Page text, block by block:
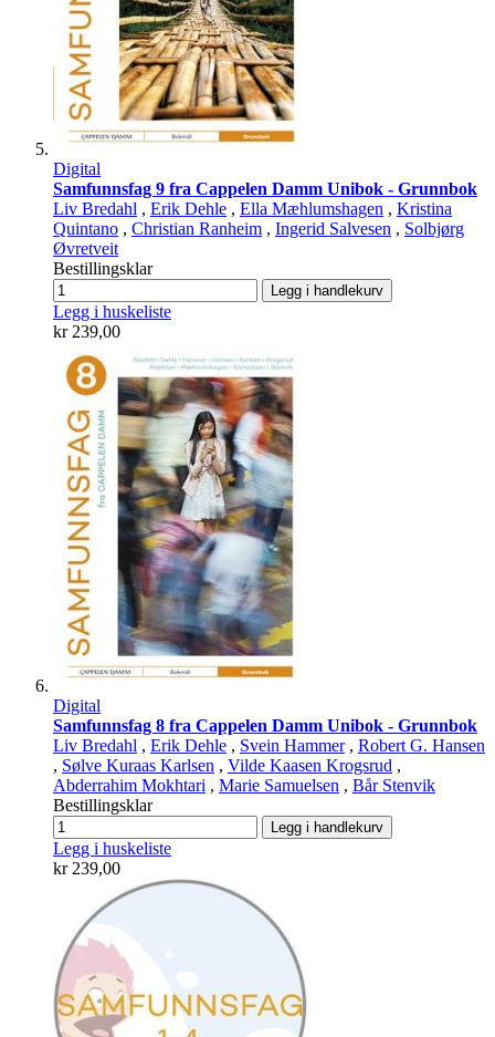
Digital
Samfunnsfag 9 fra Cappelen Damm Unibok - Grunnbok
Liv Bredahl , Erik Dehle , Ella Mæhlumshagen , Kristina
Quintano , Christian Ranheim , Ingerid Salvesen , Solbjørg
Øvretveit
Bestillingsklar
Legg i handlekurv
Legg i huskeliste
kr 239,00
Digital
Samfunnsfag 8 fra Cappelen Damm Unibok - Grunnbok
Liv Bredahl , Erik Dehle , Svein Hammer, Robert G. Hansen
, Sølve Kuraas Karlsen , Vilde Kaasen Krogsrud ,
Abderrahim Mokhtari , Marie Samuelsen , Bår Stenvik
Bestillingsklar
Legg i handlekurv
Legg i huskeliste
kr 239,00